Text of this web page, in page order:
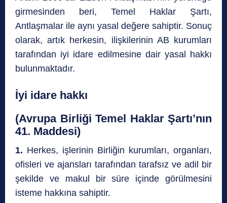
girmesinden beri, Temel Haklar Şartı,
Antlaşmalar ile aynı yasal değere sahiptir. Sonuç
olarak, artık herkesin, ilişkilerinin AB kurumları
tarafından iyi idare edilmesine dair yasal hakkı
bulunmaktadır.
İyi idare hakkı
(Avrupa Birliği Temel Haklar Şartı’nın
41. Maddesi)
1. Herkes, işlerinin Birliğin kurumları, organları,
ofisleri ve ajansları tarafından tarafsız ve adil bir
şekilde ve makul bir süre içinde görülmesini
isteme hakkına sahiptir.